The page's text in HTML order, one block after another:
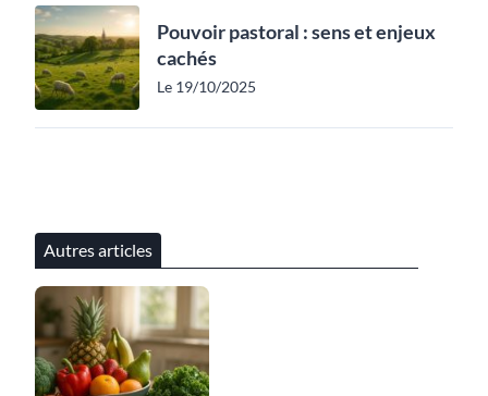
Pouvoir pastoral : sens et enjeux
cachés
Le 19/10/2025
Autres articles